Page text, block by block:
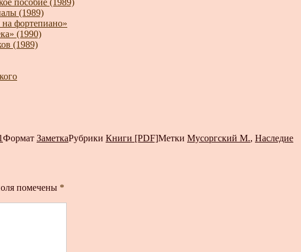
(1989)
фортепиано»
(1990)
(1989)
Формат ЗаметкаРубрики Книги [PDF]Метки Мусоргский М., Наследие
помечены *